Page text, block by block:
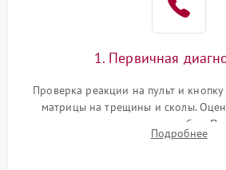
1. Первичная
Проверка реакции на пульт и
матрицы на трещины и сколы.
подсветки и индикаторов ошибок.
источников сигнала для выявления
Подробнее